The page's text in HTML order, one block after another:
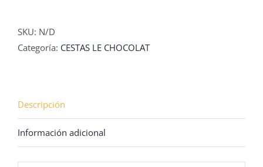
cantidad
SKU: N/D
Categoría: CESTAS LE CHOCOLAT
Descripción
Información adicional